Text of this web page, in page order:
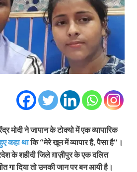
मोदी ने जापान के टोक्‍यो में एक व्‍यापारिक
कहा थाकि ‘’मेरे खून में व्‍यापार है, पैसा है’’।
के शहीदी जिले ग़ाज़ीपुर के एक दलित
गा दिया तो उनकी जान पर बन आयी है।